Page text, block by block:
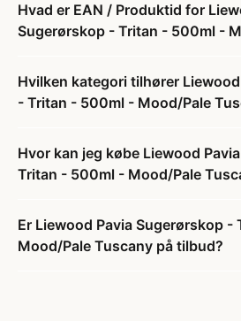
Hvad er EAN / Produktid for
Sugerørskop - Tritan - 500ml -
Hvilken kategori tilhører
- Tritan - 500ml - Mood/Pale
Hvor kan jeg købe Liewood
Tritan - 500ml - Mood/Pale
Er Liewood Pavia Sugerørskop
Mood/Pale Tuscany på tilbud?